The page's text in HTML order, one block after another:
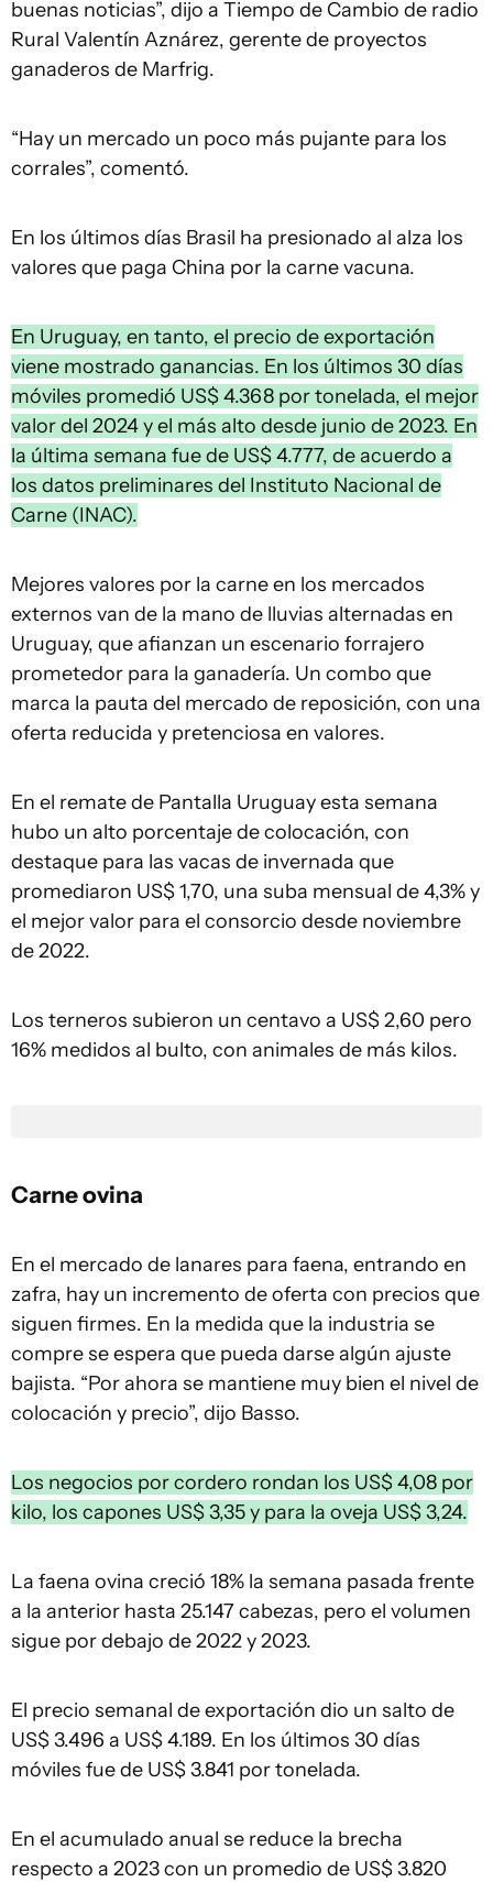
buenas noticias”, dijo a Tiempo de Cambio de radio
Rural Valentín Aznárez, gerente de proyectos
ganaderos de Marfrig.
“Hay un mercado un poco más pujante para los
corrales”, comentó.
En los últimos días Brasil ha presionado al alza los
valores que paga China por la carne vacuna.
En Uruguay, en tanto, el precio de exportación
viene mostrado ganancias. En los últimos 30 días
móviles promedió US$ 4.368 por tonelada, el mejor
valor del 2024 y el más alto desde junio de 2023. En
la última semana fue de US$ 4.777, de acuerdo a
los datos preliminares del Instituto Nacional de
Carne (INAC).
Mejores valores por la carne en los mercados
externos van de la mano de lluvias alternadas en
Uruguay, que afianzan un escenario forrajero
prometedor para la ganadería. Un combo que
marca la pauta del mercado de reposición, con una
oferta reducida y pretenciosa en valores.
En el remate de Pantalla Uruguay esta semana
hubo un alto porcentaje de colocación, con
destaque para las vacas de invernada que
promediaron US$ 1,70, una suba mensual de 4,3% y
el mejor valor para el consorcio desde noviembre
de 2022.
Los terneros subieron un centavo a US$ 2,60 pero
16% medidos al bulto, con animales de más kilos.
Carne ovina
En el mercado de lanares para faena, entrando en
zafra, hay un incremento de oferta con precios que
siguen firmes. En la medida que la industria se
compre se espera que pueda darse algún ajuste
bajista. “Por ahora se mantiene muy bien el nivel de
colocación y precio”, dijo Basso.
Los negocios por cordero rondan los US$ 4,08 por
kilo, los capones US$ 3,35 y para la oveja US$ 3,24.
La faena ovina creció 18% la semana pasada frente
a la anterior hasta 25.147 cabezas, pero el volumen
sigue por debajo de 2022 y 2023.
El precio semanal de exportación dio un salto de
US$ 3.496 a US$ 4.189. En los últimos 30 días
móviles fue de US$ 3.841 por tonelada.
En el acumulado anual se reduce la brecha
respecto a 2023 con un promedio de US$ 3.820